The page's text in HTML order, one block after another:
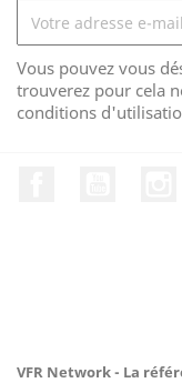
Vous pouvez vous
trouverez pour cela
conditions
VFR Network - La